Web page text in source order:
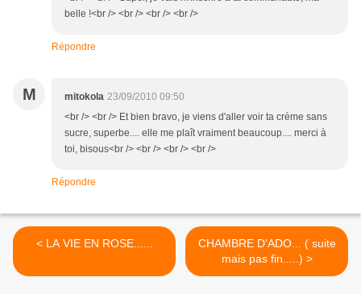
belle !<br /> <br /> <br /> <br />
Répondre
M mitokola 23/09/2010 09:50
<br /> <br /> Et bien bravo, je viens d'aller voir ta crème sans
sucre, superbe.... elle me plaît vraiment beaucoup.... merci à
toi, bisous<br /> <br /> <br /> <br />
Répondre
< LA VIE EN ROSE......
CHAMBRE D'ADO... ( suite
mais pas fin.....) >